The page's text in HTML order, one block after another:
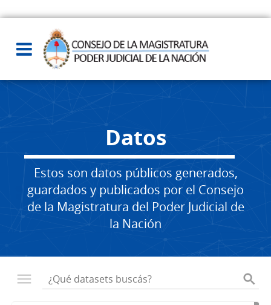
Datos
Estos son datos públicos generados,
guardados y publicados por el Consejo
de la Magistratura del Poder Judicial de
la Nación